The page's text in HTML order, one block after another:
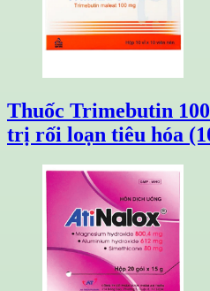
Thuốc Trimebutin
trị rối loạn tiêu hóa